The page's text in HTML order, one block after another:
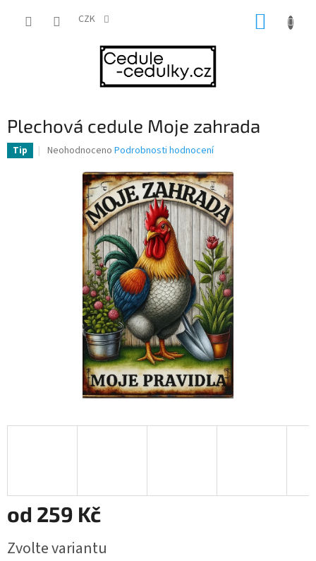
CZK
Plechová cedule Moje zahrada
Tip
Průměrné
produktu
hvězdiček.
Neohodnoceno Podrobnosti hodnocení
od 259 Kč
cena:
Zvolte variantu